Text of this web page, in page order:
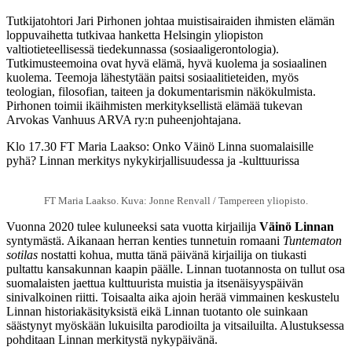
Tutkijatohtori Jari Pirhonen johtaa muistisairaiden ihmisten elämän
loppuvaihetta tutkivaa hanketta Helsingin yliopiston
valtiotieteellisessä tiedekunnassa (sosiaaligerontologia).
Tutkimusteemoina ovat hyvä elämä, hyvä kuolema ja sosiaalinen
kuolema. Teemoja lähestytään paitsi sosiaalitieteiden, myös
teologian, filosofian, taiteen ja dokumentarismin näkökulmista.
Pirhonen toimii ikäihmisten merkityksellistä elämää tukevan
Arvokas Vanhuus ARVA ry:n puheenjohtajana.
Klo 17.30 FT Maria Laakso: Onko Väinö Linna suomalaisille
pyhä? Linnan merkitys nykykirjallisuudessa ja -kulttuurissa
FT Maria Laakso. Kuva: Jonne Renvall / Tampereen yliopisto.
Vuonna 2020 tulee kuluneeksi sata vuotta kirjailija Väinö Linnan
syntymästä. Aikanaan herran kenties tunnetuin romaani Tuntematon
sotilas nostatti kohua, mutta tänä päivänä kirjailija on tiukasti
pultattu kansakunnan kaapin päälle. Linnan tuotannosta on tullut osa
suomalaisten jaettua kulttuurista muistia ja itsenäisyyspäivän
sinivalkoinen riitti. Toisaalta aika ajoin herää vimmainen keskustelu
Linnan historiakäsityksistä eikä Linnan tuotanto ole suinkaan
säästynyt myöskään lukuisilta parodioilta ja vitsailuilta. Alustuksessa
pohditaan Linnan merkitystä nykypäivänä.